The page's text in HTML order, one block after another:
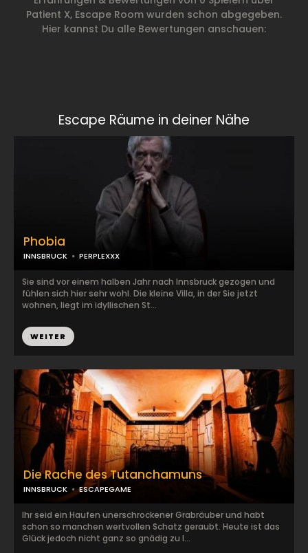
Patient X, Escape Room wurden schon abgegeben.
Hier kannst Du alle Bewertungen anschauen:
Escape Räume in deiner Nähe
Die Rache des Tutanchamuns
INNSBRUCK ESCAPEGAME
Ihr seid ein Haufen unerschrockener Grabräuber und habt
schon so manchen wertvollen Schatz geraubt. Heute ist das
Glück jedoch nicht ganz so gnädig zu I...
Phobia
INNSBRUCK PERPLEXXX
Sie sind vor einem halben Jahr nach Innsbruck gezogen und
fühlen sich hier sehr wohl. Die kleine Villa, in der Sie jetzt
wohnen, liegt im idyllischen St...
WEITER